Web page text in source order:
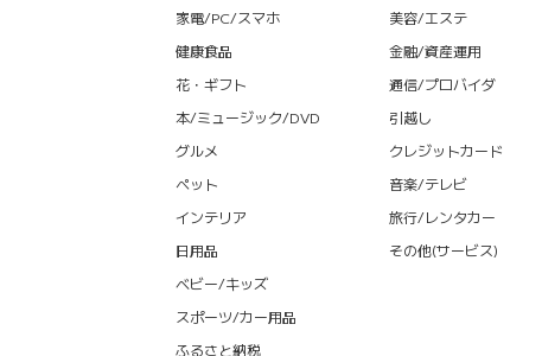
家電/PC/スマホ
健康食品
花・ギフト
本/ミュージック/DVD
グルメ
ペット
インテリア
日用品
ベビー/キッズ
スポーツ/カー用品
ふるさと納税
美容/エステ
金融/資産運用
通信/プロバイダ
引越し
クレジットカード
音楽/テレビ
旅行/レンタカー
その他(サービス)